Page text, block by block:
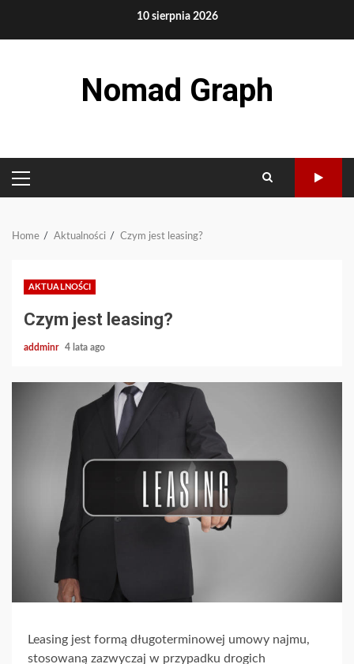
10 sierpnia 2026
Nomad Graph
PRIMARY
MENU
Home Aktualności Czym jest leasing?
AKTUALNOŚCI
Czym jest leasing?
addminr 4 lata ago
Leasing jest formą długoterminowej umowy najmu,
stosowaną zazwyczaj w przypadku drogich